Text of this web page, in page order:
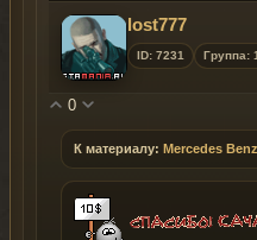
lost777
ID: 7231 Группа: 1
0
К материалу: Mercedes